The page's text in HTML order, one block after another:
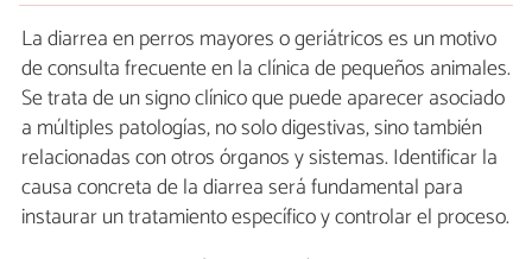
La diarrea en perros mayores o geriátricos es un motivo
de consulta frecuente en la clínica de pequeños animales.
Se trata de un signo clínico que puede aparecer asociado
a múltiples patologías, no solo digestivas, sino también
relacionadas con otros órganos y sistemas. Identificar la
causa concreta de la diarrea será fundamental para
instaurar un tratamiento específico y controlar el proceso.